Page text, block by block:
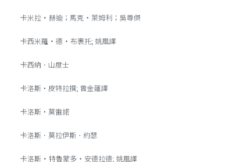
卡米拉·赫迪；馬克·萊姆利；吳尊傑
卡西米羅•德•布裹托; 姚風譯
卡西納．山度士
卡洛斯‧皮特拉撰; 曾金蓮譯
卡洛斯‧莫雷諾
卡洛斯．莫拉伊斯．約瑟
卡洛斯•特魯蒙多•安德拉德; 姚風譯